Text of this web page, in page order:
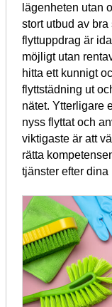
lägenheten utan
stort utbud av
flyttuppdrag är
möjligt utan
hitta ett kunnigt
flyttstädning ut
nätet. Ytterligare
nyss flyttat och
viktigaste är att
rätta
tjänster efter